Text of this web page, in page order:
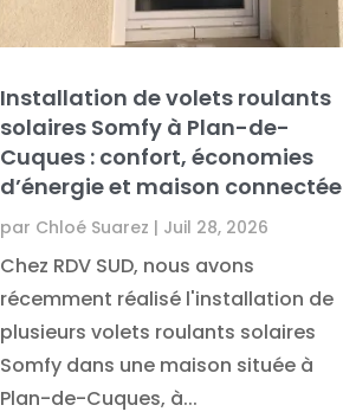
Installation de volets roulants
solaires Somfy à Plan-de-
Cuques : confort, économies
d’énergie et maison connectée
par Chloé Suarez | Juil 28, 2026
Chez RDV SUD, nous avons
récemment réalisé l'installation de
plusieurs volets roulants solaires
Somfy dans une maison située à
Plan-de-Cuques, à...